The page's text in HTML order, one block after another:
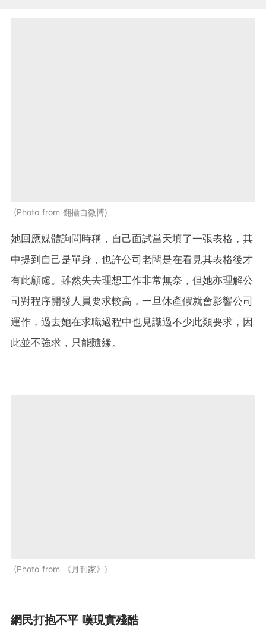
Photo from 翻攝自微博
她回應媒體詢問時稱，自己面試當天填了一張表格，其
中提到自己是單身，也許公司老闆是在看見其表格後才
有此顧慮。雖然失去理想工作非常無奈，但她亦理解公
司對程序開發人員要求較高，一旦休產假就會影響公司
運作，過去她在求職過程中也見識過不少此類要求，因
此並不強求，只能隨緣。
Photo from 《月刊家》
網民打抱不平 嘆現實殘酷